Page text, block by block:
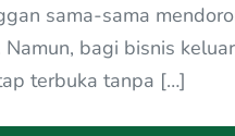
sama-sama
bagi bisnis
terbuka tanpa […]